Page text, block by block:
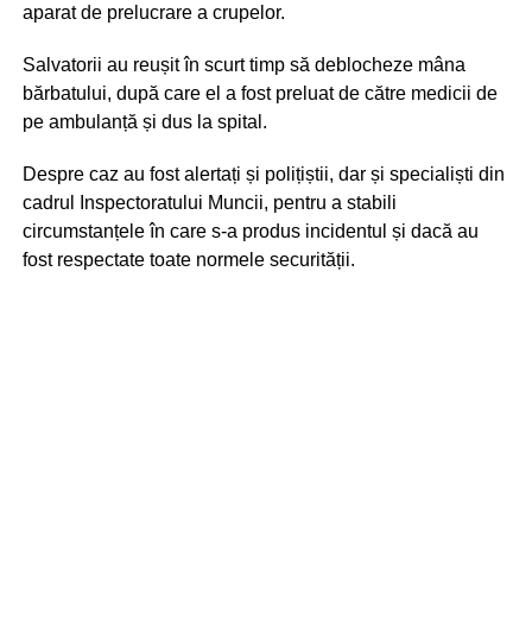
aparat de prelucrare a crupelor.
Salvatorii au reușit în scurt timp să deblocheze mâna
bărbatului, după care el a fost preluat de către medicii de
pe ambulanță și dus la spital.
Despre caz au fost alertați și polițiștii, dar și specialiști din
cadrul Inspectoratului Muncii, pentru a stabili
circumstanțele în care s-a produs incidentul și dacă au
fost respectate toate normele securității.